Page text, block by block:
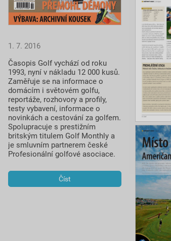
1. 7. 2016
Časopis Golf vychází od roku
1993, nyní v nákladu 12 000 kusů.
Zaměřuje se na informace o
domácím i světovém golfu,
reportáže, rozhovory a profily,
testy vybavení, informace o
novinkách a cestování za golfem.
Spolupracuje s prestižním
britským titulem Golf Monthly a
je smluvním partnerem české
Profesionální golfové asociace.
Číst